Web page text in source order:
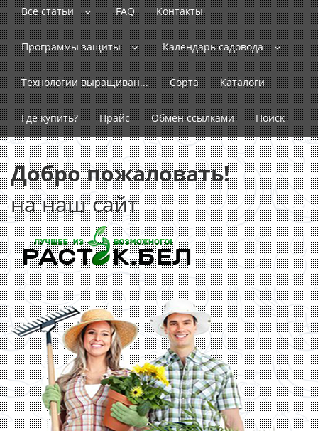
Все статьи FAQ Контакты
Программы защиты Календарь садовода
Технологии выращиван... Сорта Каталоги
Где купить? Прайс Обмен ссылками Поиск
Добро пожаловать!
на наш сайт